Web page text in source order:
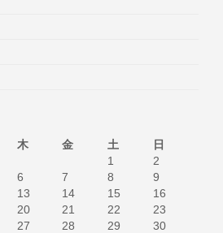
木 金 土
日
1
2
6 7 8
9
13 14 15
16
20 21 22
23
27 28 29
30